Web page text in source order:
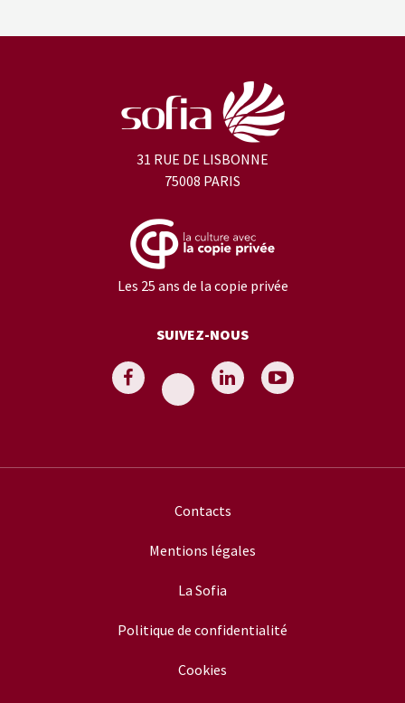
31 RUE DE LISBONNE
75008 PARIS
Les 25 ans de la copie privée
SUIVEZ-NOUS
Contacts
Mentions légales
La Sofia
Politique de confidentialité
Cookies